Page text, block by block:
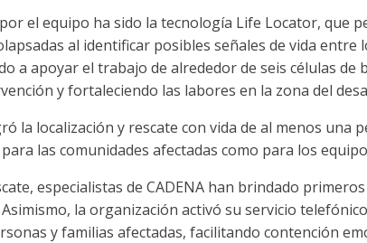
el equipo ha sido la tecnología Life Locator, que
al identificar posibles señales de vida entre
a apoyar el trabajo de alrededor de seis células de
y fortaleciendo las labores en la zona del
la localización y rescate con vida de al menos una
las comunidades afectadas como para los
especialistas de CADENA han brindado
la organización activó su servicio
y familias afectadas, facilitando contención